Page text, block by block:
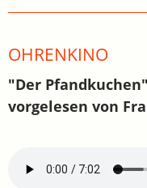
OHRENKINO
"Der
vorgelesen von